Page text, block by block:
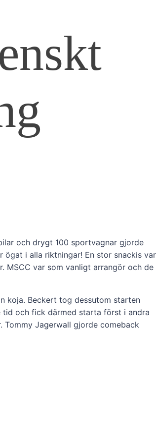
och drygt 100 sportvagnar gjorde
i alla riktningar! En stor snackis var
MSCC var som vanligt arrangör och de
koja. Beckert tog dessutom starten
tid och fick därmed starta först i andra
Tommy Jagerwall gjorde comeback